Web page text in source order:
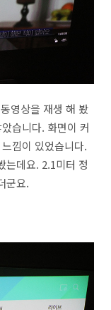
영상을 재생 해 봤
습니다. 화면이 커
낌이 있었습니다.
는데요. 2.1미터 정
군요.